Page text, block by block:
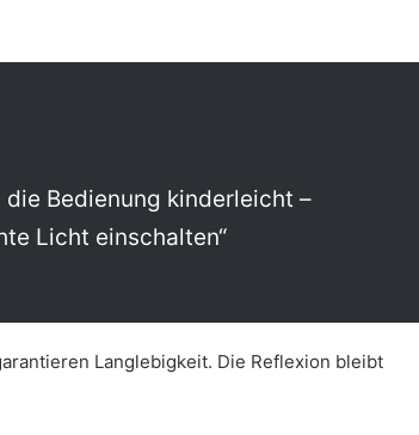
Bedienung kinderleicht –
Licht einschalten“
Langlebigkeit. Die Reflexion bleibt